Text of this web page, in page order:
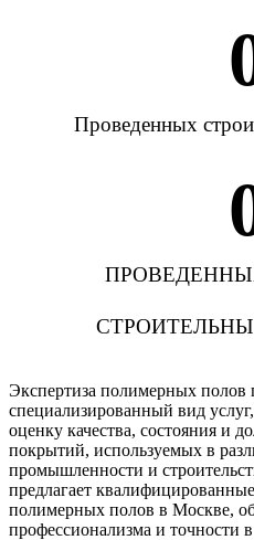
Проведенных
Экспертиза полимерных полов
специализированный вид
оценку качества, состояния и
покрытий, используемых в
промышленности и
предлагает
полимерных полов в Москве,
профессионализма и точности